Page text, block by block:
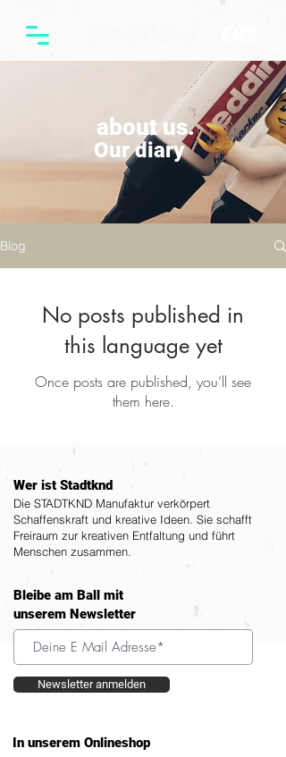
about us.
Our diary
Blog
No posts published in
this language yet
Once posts are published, you’ll see
them here.
Wer ist Stadtknd
Die STADTKND Manufaktur verkörpert
Schaffenskraft und kreative Ideen. Sie schafft
Freiraum zur kreativen Entfaltung und führt
Menschen zusammen.
Bleibe am Ball mit
unserem Newsletter
Newsletter anmelden
In unserem Onlineshop